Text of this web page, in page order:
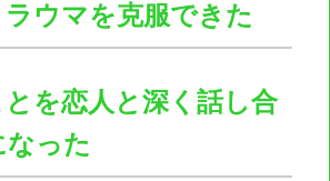
ラウマを克服できた
とを恋人と深く話し合
なった